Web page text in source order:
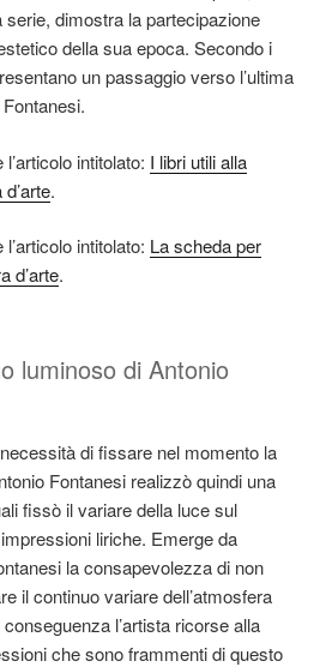
serie, dimostra la partecipazione
della sua epoca. Secondo i
un passaggio verso l’ultima
l’articolo intitolato: I libri utili alla
.
l’articolo intitolato: La scheda per
d’arte.
luminoso di Antonio
di fissare nel momento la
Fontanesi realizzò quindi una
fissò il variare della luce sul
liriche. Emerge da
la consapevolezza di non
il continuo variare dell’atmosfera
l’artista ricorse alla
che sono frammenti di questo